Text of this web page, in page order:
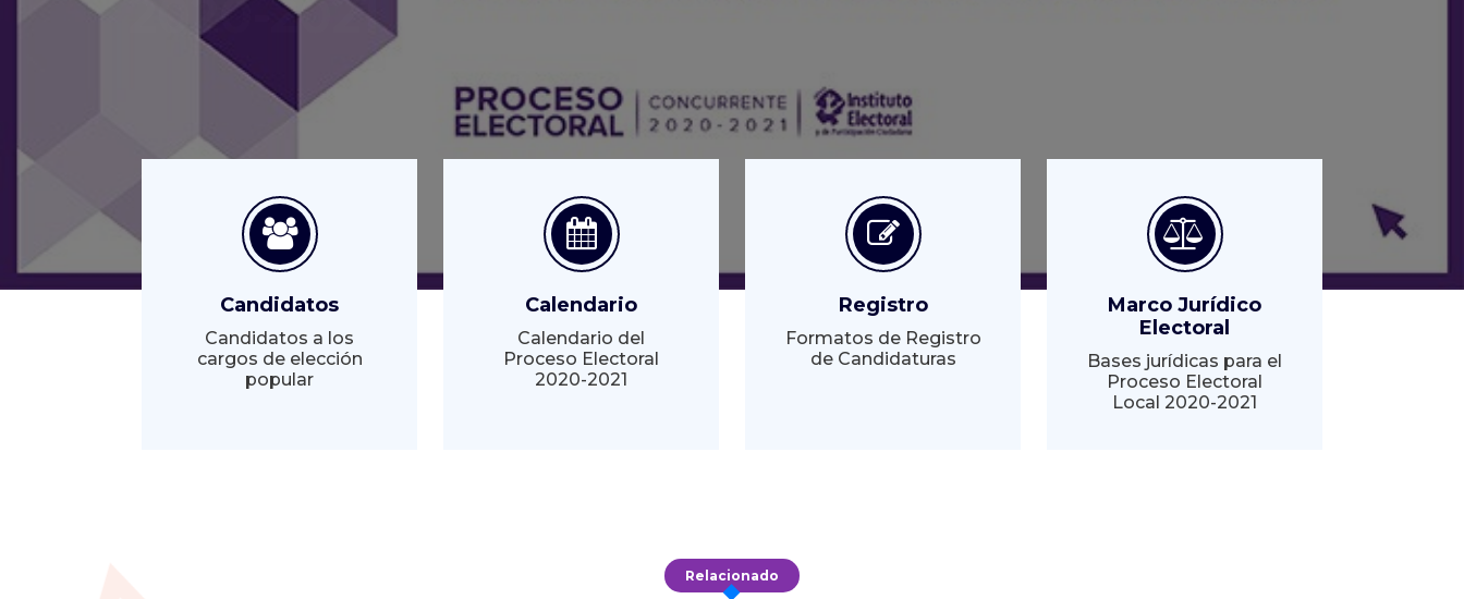
Consulta
Candidatos
Candidatos a los
cargos de elección
popular
Calendario
Calendario del
Proceso Electoral
2020-2021
Registro
Formatos de Registro
de Candidaturas
Marco Jurídico
Electoral
Bases jurídicas para el
Proceso Electoral
Local 2020-2021
Relacionado